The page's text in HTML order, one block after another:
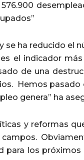
se ha reducido el
el indicador
de una
Hemos
genera” ha
y reformas
para los